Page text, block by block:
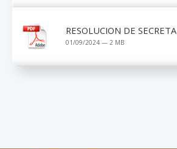
RESOLUCION DE
01/09/2024 — 2 MB